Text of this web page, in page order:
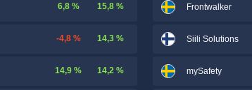
6,8 % 15,8 %
-4,8 % 14,3 %
14,9 % 14,2 %
Frontwalker
Siili Solutions
mySafety